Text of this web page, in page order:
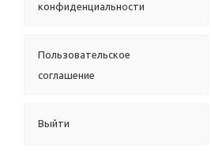
конфиденциальности
Пользовательское
соглашение
Выйти